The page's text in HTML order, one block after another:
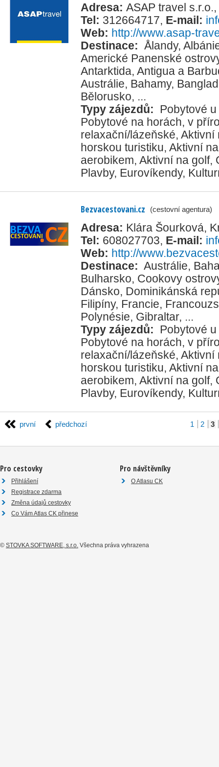
Adresa: ASAP travel
Tel: 312664717, E-mail:
Web: http://www.asap-
Destinace: Ålandy,
Americké Panenské
Antarktida, Antigua a
Austrálie, Bahamy,
Bělorusko, ...
Typy zájezdů:
Pobytové
Pobytové na horách, v
relaxační/lázeňské, Aktivní
horskou turistiku, Aktivní
aerobikem, Aktivní na golf,
Plavby, Eurovíkendy,
Bezvacestovani.cz (cestovní agentura)
Adresa: Klára Šourková,
Tel: 608027703, E-mail:
Web: http://
Destinace: Austrálie,
Bulharsko, Cookovy
Dánsko, Dominikánská
Filipíny, Francie,
Polynésie, Gibraltar, ...
Typy zájezdů:
Pobytové
Pobytové na horách, v
relaxační/lázeňské, Aktivní
horskou turistiku, Aktivní
aerobikem, Aktivní na golf,
Plavby, Eurovíkendy,
první předchozí 1 2 3
Pro cestovky
Přihlášení
Registrace zdarma
Změna údajů cestovky
Co Vám Atlas CK přinese
Pro návštěvníky
O Atlasu CK
© STOVKA SOFTWARE, s.r.o. Všechna práva vyhrazena